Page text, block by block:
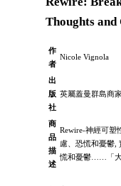
Thoughts and
作
者
Nicole Vignola
出
版
社
英屬蓋曼群島商
商
品
描
述
Rewire-神經可塑
慮、恐慌和憂鬱,
慌和憂鬱……「大